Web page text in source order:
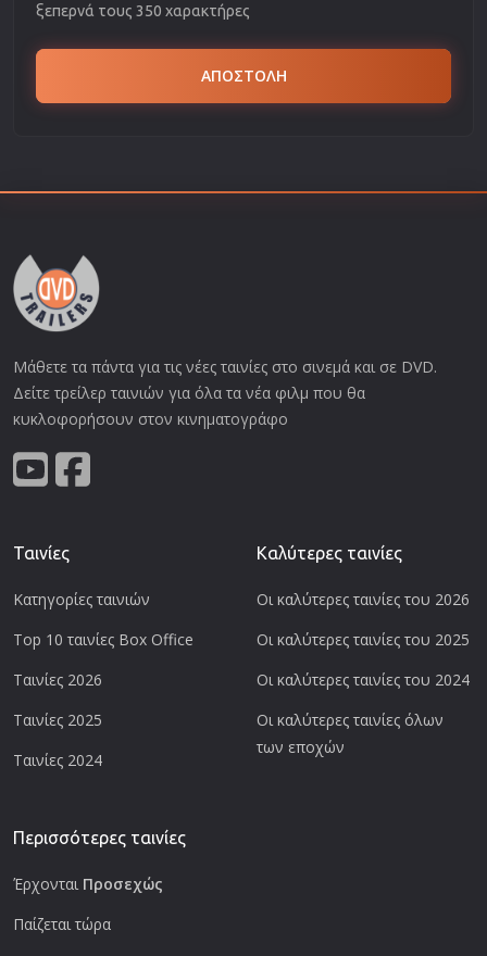
ξεπερνά τους 350 χαρακτήρες
ΑΠΟΣΤΟΛΗ
Μάθετε τα πάντα για τις νέες ταινίες στο σινεμά και σε DVD.
Δείτε τρείλερ ταινιών για όλα τα νέα φιλμ που θα
κυκλοφορήσουν στον κινηματογράφο
Ταινίες
Κατηγορίες ταινιών
Top 10 ταινίες Box Office
Ταινίες 2026
Ταινίες 2025
Ταινίες 2024
Καλύτερες ταινίες
Οι καλύτερες ταινίες του 2026
Οι καλύτερες ταινίες του 2025
Οι καλύτερες ταινίες του 2024
Οι καλύτερες ταινίες όλων
των εποχών
Περισσότερες ταινίες
Έρχονται Προσεχώς
Παίζεται τώρα